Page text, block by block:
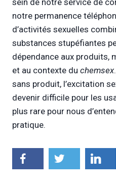
notre permanence
d’activités sexuelles
substances stupéfiantes
dépendance aux produits,
et au contexte du chemsex
sans produit, l’excitation
devenir difficile pour les
plus rare pour nous
pratique.